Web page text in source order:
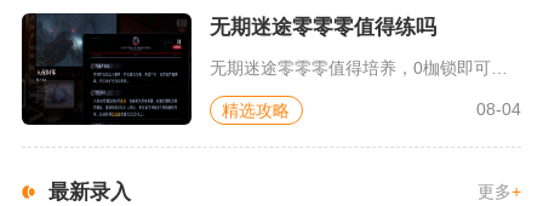
无期迷途零零零值得练吗
无期迷途零零零值得培养，0枷锁即可投入实战，拥有全游戏稀缺的...
精选攻略 08-04
最新录入 更多+